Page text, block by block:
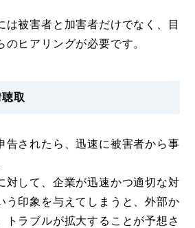
は被害者と加害者だけでなく、目
ヒアリングが必要です。
取
告されたら、迅速に被害者から事
対して、企業が迅速かつ適切な対
う印象を与えてしまうと、外部か
トラブルが拡大することが予想さ